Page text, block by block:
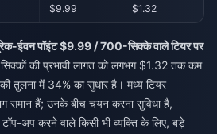
$9.99 $1.32
ईवन पॉइंट $9.99 / 700-सिक्के वाले टियर पर
की प्रभावी लागत को लगभग $1.32 तक कम
तुलना में 34% का सुधार है। मध्य टियर
हैं; उनके बीच चयन करना सुविधा है,
अप करने वाले किसी भी व्यक्ति के लिए, बड़े